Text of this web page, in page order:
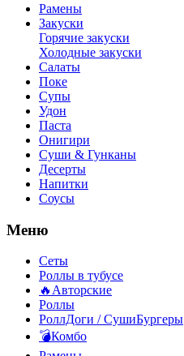
Рамены
Закуски
Горячие закуски
Холодные закуски
Салаты
Поке
Супы
Удон
Паста
Онигири
Суши & Гунканы
Десерты
Напитки
Соусы
Меню
Сеты
Роллы в тубусе
🔥Авторские
Роллы
РоллДоги / СушиБургеры
💣Комбо